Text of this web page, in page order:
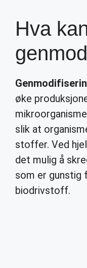
Hva
øke
slik at
stoffer. Ved
det mulig å
som er gunstig
biodrivstoff.